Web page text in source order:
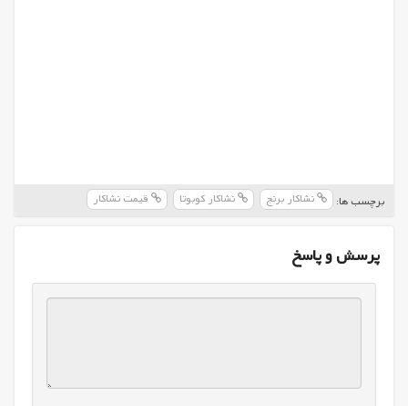
برچسب ها: نشاکار برنج نشاکار کوبوتا قیمت نشاکار
پرسش و پاسخ